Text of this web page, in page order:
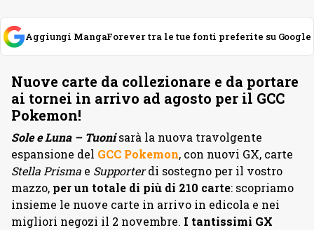
Aggiungi MangaForever tra le tue fonti preferite su Google
Nuove carte da collezionare e da portare
ai tornei in arrivo ad agosto per il GCC
Pokemon!
Sole e Luna – Tuonisarà la nuova travolgente
espansione del GCC Pokemon, con nuovi GX, carte
Stella Prisma e Supporterdi sostegno per il vostro
mazzo, per un totale di più di 210 carte: scopriamo
insieme le nuove carte in arrivo in edicola e nei
migliori negozi il 2 novembre. I tantissimi GX